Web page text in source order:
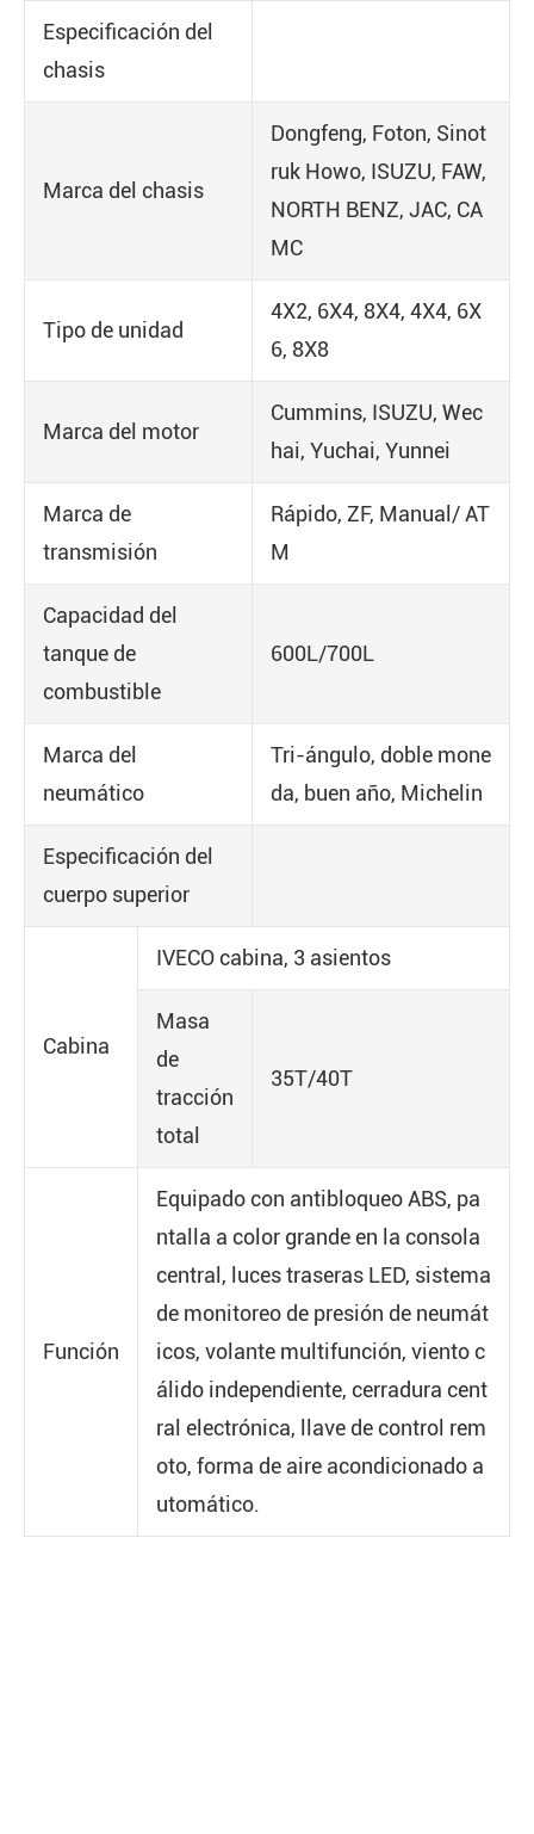
Especificación del
chasis
Marca del chasis
Dongfeng, Foton, Sinot
ruk Howo, ISUZU, FAW,
NORTH BENZ, JAC, CA
MC
Tipo de unidad
4X2, 6X4, 8X4, 4X4, 6X
6, 8X8
Marca del motor
Cummins, ISUZU, Wec
hai, Yuchai, Yunnei
Marca de
transmisión
Rápido, ZF, Manual/ AT
M
Capacidad del
tanque de
combustible
600L/700L
Marca del
neumático
Tri-ángulo, doble mone
da, buen año, Michelin
Especificación del
cuerpo superior
Cabina
IVECO cabina, 3 asientos
Masa
de
tracción
total
35T/40T
Función
Equipado con antibloqueo ABS, pa
ntalla a color grande en la consola
central, luces traseras LED, sistema
de monitoreo de presión de neumát
icos, volante multifunción, viento c
álido independiente, cerradura cent
ral electrónica, llave de control rem
oto, forma de aire acondicionado a
utomático.